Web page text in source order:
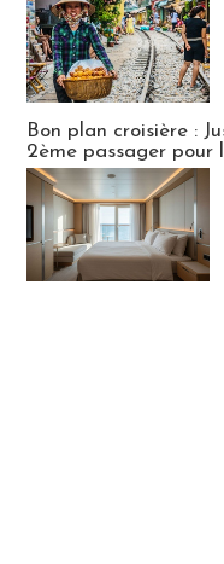
Bon plan croisière :
2ème passager pour